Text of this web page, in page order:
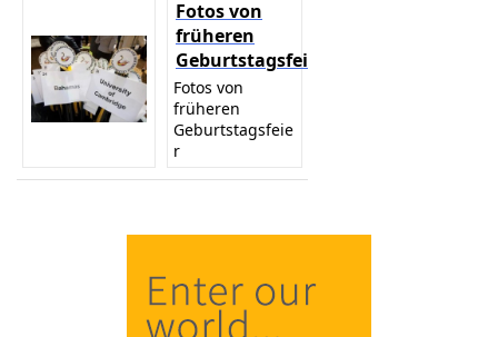
Fotos von
früheren
Geburtstagsfeier
Fotos von
früheren
Geburtstagsfeie
r